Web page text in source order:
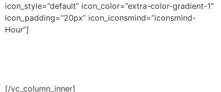
icon_style=”default” icon_color=”extra-color-gradient-1″
icon_padding=”20px” icon_iconsmind=”iconsmind-
Hour”]
[/vc_column_inner]